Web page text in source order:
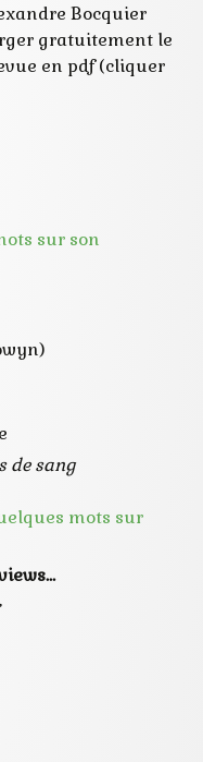
Bocquier
gratuitement le
en pdf (cliquer
sur son
de sang
mots sur